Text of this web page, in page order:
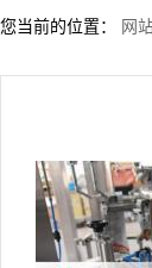
您当前的位置： 网